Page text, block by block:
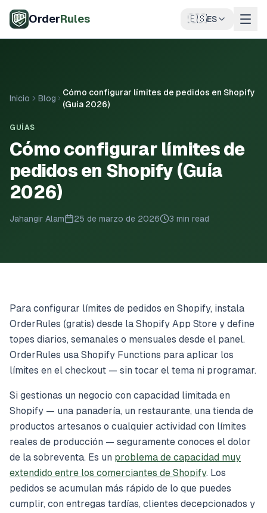
OrderRules 🇪🇸ES
Inicio Blog
Cómo configurar límites de pedidos en Shopify
(Guía 2026)
GUÍAS
Cómo configurar límites de
pedidos en Shopify (Guía
2026)
Jahangir Alam 25 de marzo de 2026 3 min read
Para configurar límites de pedidos en Shopify, instala
OrderRules (gratis) desde la Shopify App Store y define
topes diarios, semanales o mensuales desde el panel.
OrderRules usa Shopify Functions para aplicar los
límites en el checkout — sin tocar el tema ni programar.
Si gestionas un negocio con capacidad limitada en
Shopify — una panadería, un restaurante, una tienda de
productos artesanos o cualquier actividad con límites
reales de producción — seguramente conoces el dolor
de la sobreventa. Es un problema de capacidad muy
extendido entre los comerciantes de Shopify. Los
pedidos se acumulan más rápido de lo que puedes
cumplir, con entregas tardías, clientes decepcionados y